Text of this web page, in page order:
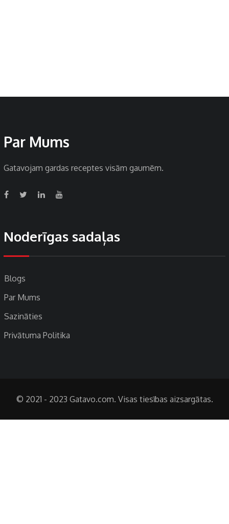
Par Mums
Gatavojam gardas receptes visām gaumēm.
Noderīgas sadaļas
Blogs
Par Mums
Sazināties
Privātuma Politika
© 2021 - 2023 Gatavo.com. Visas tiesības aizsargātas.